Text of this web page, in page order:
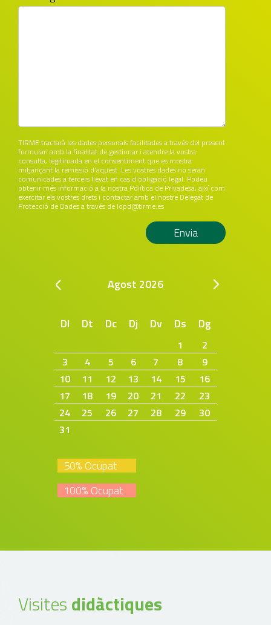
Agost 2026
Dl Dt Dc Dj Dv Ds Dg
1
2
3
4 5 6 7 8
9
10
11 12 13 14 15
16
17
18 19 20 21 22
23
24
25 26 27 28 29
30
31
50% Ocupat
100% Ocupat
TIRME tractarà les dades personals facilitades a través del present
formulari amb la finalitat de gestionar i atendre la vostra
consulta, legitimada en el consentiment que es mostra
mitjançant la remissió d'aquest. Les vostres dades no seran
comunicades a tercers llevat en cas d'obligació legal. Podeu
obtenir més informació a la nostra Política de Privadesa, així com
exercitar els vostres drets i contactar amb el nostre Delegat de
Protecció de Dades a través de lopd@tirme.es
Visitesdidàctiques